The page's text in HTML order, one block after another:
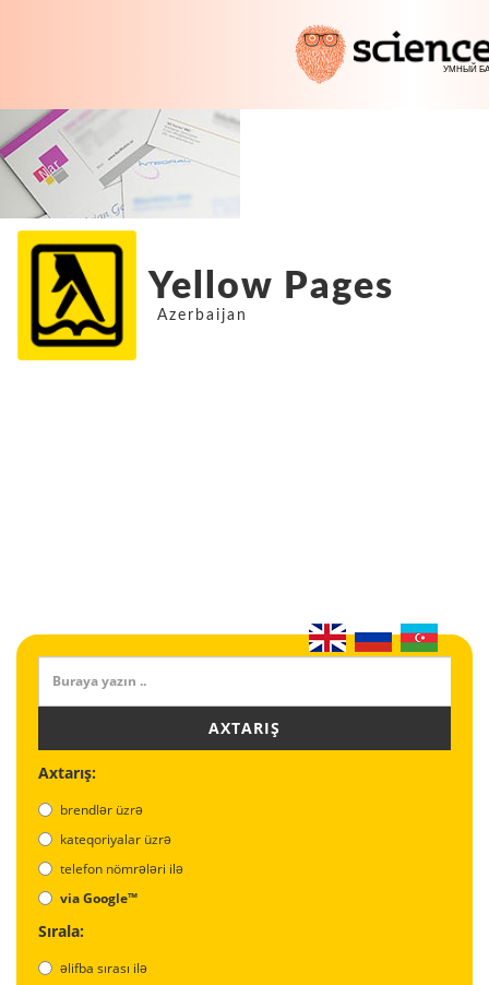
Yellow Pages
Azerbaijan
AXTARIŞ
Axtarış:
brendlər üzrə
kateqoriyalar üzrə
telefon nömrələri ilə
via Google™
Sırala:
əlifba sırası ilə